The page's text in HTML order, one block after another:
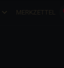
MERKZETTEL